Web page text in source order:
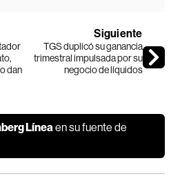
dan
Siguiente
TGS duplicó su ganancia
trimestral impulsada por su
negocio de líquidos
Línea en su fuente de